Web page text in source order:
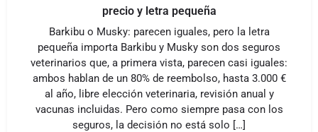
precio y letra pequeña
Barkibu o Musky: parecen iguales, pero la letra
pequeña importa Barkibu y Musky son dos seguros
veterinarios que, a primera vista, parecen casi iguales:
ambos hablan de un 80% de reembolso, hasta 3.000 €
al año, libre elección veterinaria, revisión anual y
vacunas incluidas. Pero como siempre pasa con los
seguros, la decisión no está solo […]